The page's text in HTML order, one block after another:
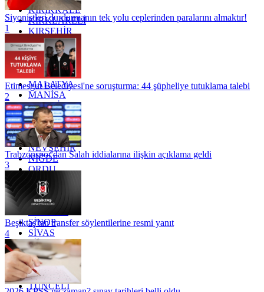
KIRIKKALE
KIRKLARELİ
KIRŞEHİR
KOCAELİ
KONYA
KÜTAHYA
KİLİS
MALATYA
MANİSA
MARDİN
MERSİN
MUĞLA
MUŞ
NEVŞEHİR
NİĞDE
ORDU
OSMANİYE
RİZE
SAKARYA
SİNOP
SİVAS
SİİRT
TEKİRDAĞ
TOKAT
TRABZON
TUNCELİ
Siyonistleri durdurmanın tek yolu ceplerinden paralarını almaktır!
1
Etimesgut Belediyesi'ne soruşturma: 44 şüpheliye tutuklama talebi
2
Trabzonspor'dan Salah iddialarına ilişkin açıklama geldi
3
Beşiktaş'tan transfer söylentilerine resmi yanıt
4